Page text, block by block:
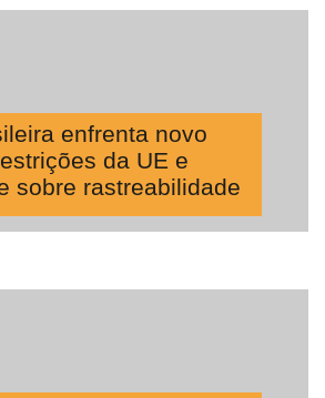
enfrenta novo
da UE e
sobre rastreabilidade